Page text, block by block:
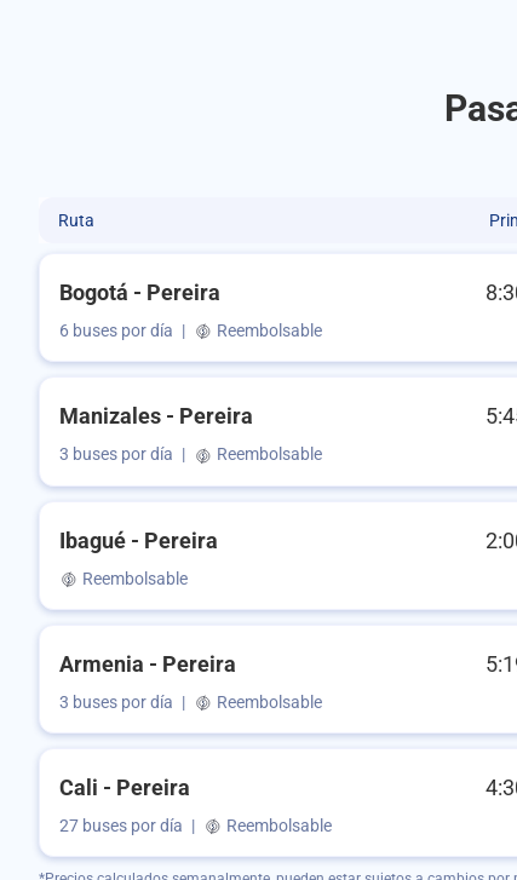
Ruta
Bogotá - Pereira
6 buses por día | Reembolsable
Manizales - Pereira
3 buses por día | Reembolsable
Ibagué - Pereira
Reembolsable
Armenia - Pereira
3 buses por día | Reembolsable
Cali - Pereira
27 buses por día | Reembolsable